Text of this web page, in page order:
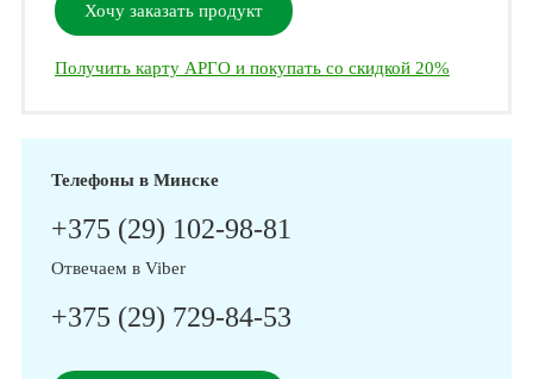
Хочу заказать продукт
Получить карту АРГО и покупать со скидкой 20%
Телефоны в Минске
+375 (29) 102-98-81
Отвечаем в Viber
+375 (29) 729-84-53